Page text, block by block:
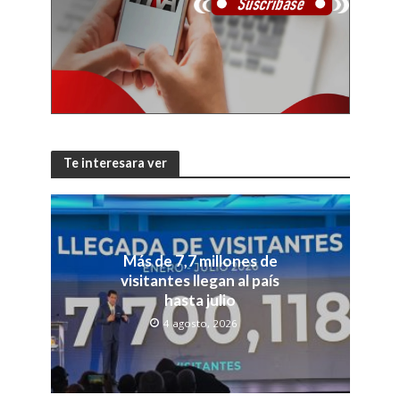
Te interesara ver
Más de 7,7 millones de
visitantes llegan al país
hasta julio
4 agosto, 2026